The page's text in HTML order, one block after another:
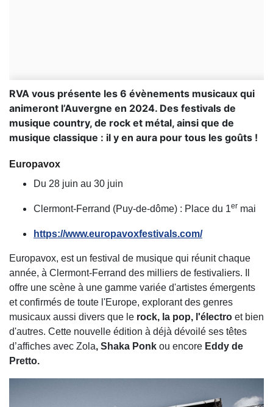
RVA vous présente les 6 évènements musicaux qui
animeront l’Auvergne en 2024. Des festivals de
musique country, de rock et métal, ainsi que de
musique classique : il y en aura pour tous les goûts !
Europavox
Du 28 juin au 30 juin
Clermont-Ferrand (Puy-de-dôme) : P lace du 1er mai
https://www.europavoxfestivals.com/
Europavox, est un festival de musique qui réunit chaque
année, à Clermont-Ferrand des milliers de festivaliers.
offre une scène à une gamme variée d'artistes émergents
et confirmés de toute l'Europe, explorant des genres
musicaux aussi divers que le rock, la pop, l'électro et bien
d'autres. Cette nouvelle édition à déjà dévoilé ses têtes
d’affiches avec Zola, Shaka Ponk ou encore Eddy de
Pretto.